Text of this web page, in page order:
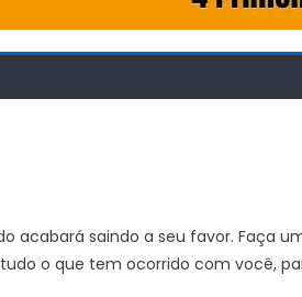
acabará saindo a seu favor. Faça
o que tem ocorrido com você,